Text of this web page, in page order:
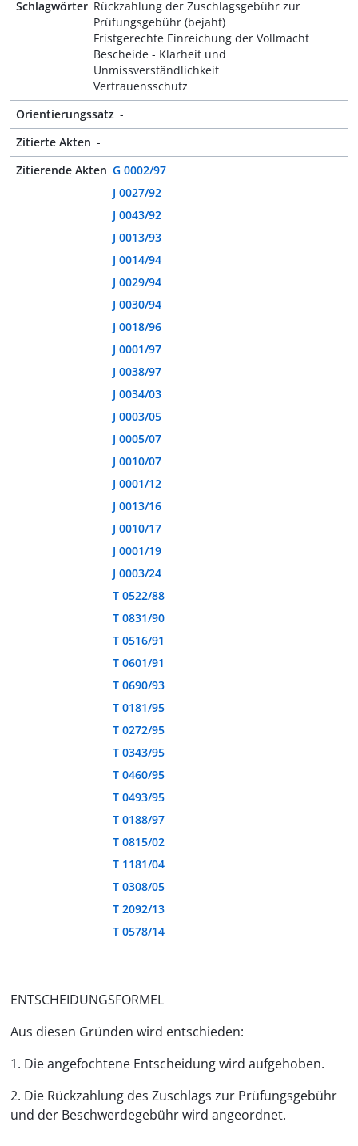
Schlagwörter Rückzahlung der Zuschlagsgebühr zur
Prüfungsgebühr (bejaht)
Fristgerechte Einreichung der Vollmacht
Bescheide - Klarheit und
Unmissverständlichkeit
Vertrauensschutz
Orientierungssatz -
Zitierte Akten -
Zitierende Akten G 0002/97
J 0027/92
J 0043/92
J 0013/93
J 0014/94
J 0029/94
J 0030/94
J 0018/96
J 0001/97
J 0038/97
J 0034/03
J 0003/05
J 0005/07
J 0010/07
J 0001/12
J 0013/16
J 0010/17
J 0001/19
J 0003/24
T 0522/88
T 0831/90
T 0516/91
T 0601/91
T 0690/93
T 0181/95
T 0272/95
T 0343/95
T 0460/95
T 0493/95
T 0188/97
T 0815/02
T 1181/04
T 0308/05
T 2092/13
T 0578/14
ENTSCHEIDUNGSFORMEL
Aus diesen Gründen wird entschieden:
1. Die angefochtene Entscheidung wird aufgehoben.
2. Die Rückzahlung des Zuschlags zur Prüfungsgebühr
und der Beschwerdegebühr wird angeordnet.